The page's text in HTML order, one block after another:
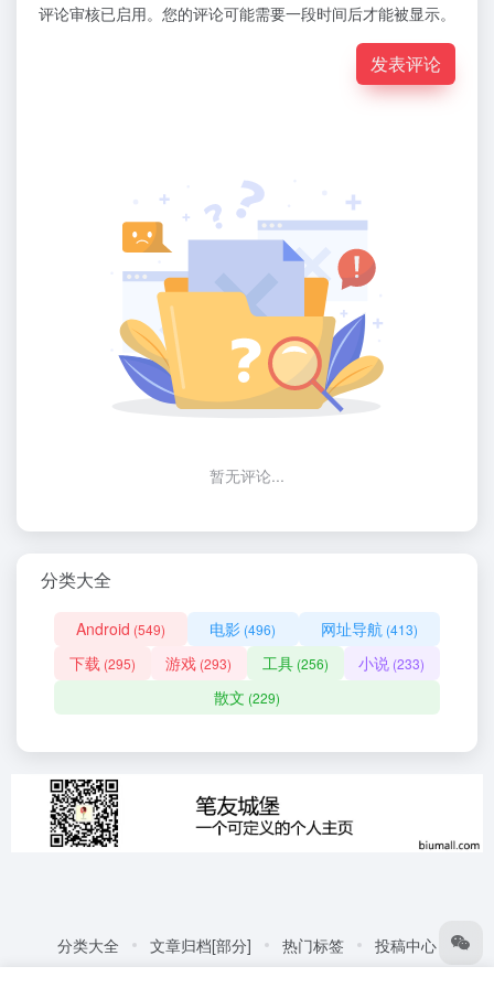
评论审核已启用。您的评论可能需要一段时间后才能被显示。
发表评论
暂无评论...
分类大全
Android (549) 电影 (496) 网址导航 (413)
下载 (295) 游戏 (293) 工具(256) 小说 (233)
散文 (229)
分类大全 文章归档[部分] 热门标签
投稿中心